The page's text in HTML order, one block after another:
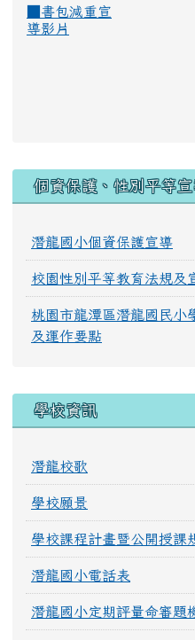
書包減重宣
導影片
個資保護、性別平等宣
潛龍國小個資保護宣導
校園性別平等教育法規及
桃園市龍潭區潛龍國民小
及運作要點
學校資訊
潛龍校歌
學校願景
學校課程計畫暨公開授課
潛龍國小電話表
潛龍國小定期評量命審題